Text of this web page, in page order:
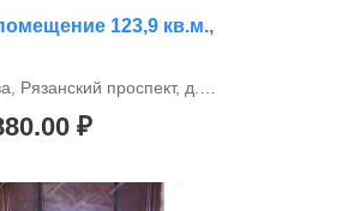
123,9 кв.м.,
город Москва, Рязанский проспект, д.77
₽